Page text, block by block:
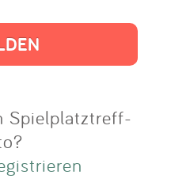
Spielplatztreff-